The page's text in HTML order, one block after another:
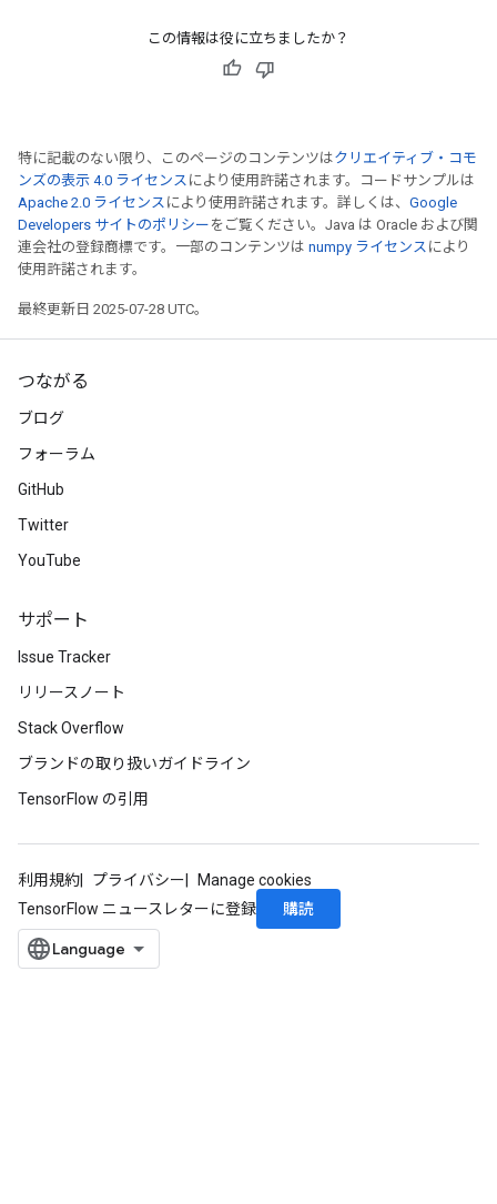
この情報は役に立ちましたか？
特に記載のない限り、このページのコンテンツはクリエイティブ・コモ
ンズの表示 4.0 ライセンス により使用許諾されます。コードサンプルは
Apache 2.0 ライセンス により使用許諾されます。詳しくは、 Google
Developers サイトのポリシー をご覧ください。Java は Oracle および関
連会社の登録商標です。一部のコンテンツは numpy ライセンス により
使用許諾されます。
最終更新日 2025-07-28 UTC。
つながる
ブログ
フォーラム
GitHub
Twitter
YouTube
サポート
Issue Tracker
リリースノート
Stack Overflow
ブランドの取り扱いガイドライン
TensorFlow の引用
利用規約 プライバシー
Manage cookies
TensorFlow ニュースレターに登録
購読